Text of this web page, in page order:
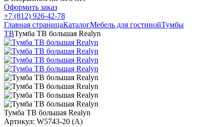
Оформить заказ
+7 (812) 926-42-78
Главная страницаКаталогМебель для гостинойТумбы
ТВТумба ТВ большая Realyn
Тумба ТВ большая Realyn
Артикул: W5743-20 (A)